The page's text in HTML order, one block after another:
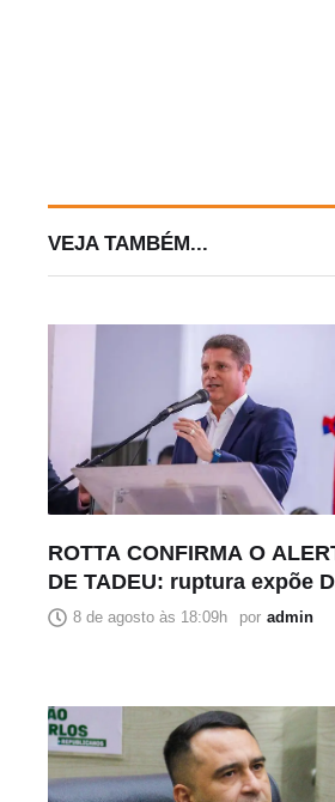
VEJA TAMBÉM...
ROTTA CONFIRMA O
DE TADEU: ruptura expõe
Almeida pela voz de quem
8 de agosto às 18:09h por admin